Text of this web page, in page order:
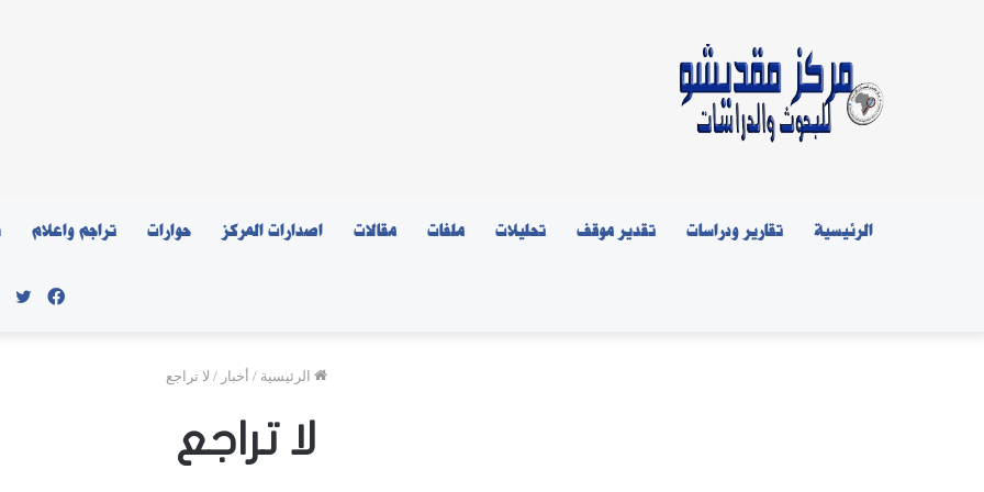
الرئيسية تقارير ودراسات تقدير موقف تحليلات ملفات مقالات اصدارات المركز حوارات تراجم واعلام
الرئيسية / أخبار / لا تراجع
لا تراجع